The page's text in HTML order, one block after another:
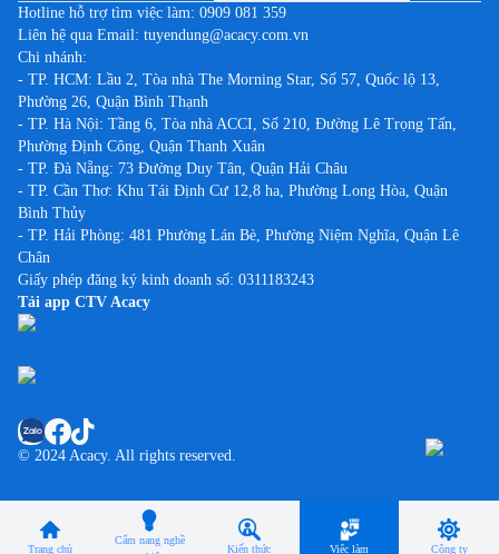
Trang chủ
Cẩm nang nghề
Kiến thức Việc làm Công ty
Hotline hỗ trợ tìm việc làm: 0909 081 359
Liên hệ qua Email: tuyendung@acacy.com.vn
Chi nhánh:
- TP. HCM: Lầu 2, Tòa nhà The Morning Star, Số 57, Quốc lộ 13,
Phường 26, Quận Bình Thạnh
- TP. Hà Nội: Tầng 6, Tòa nhà ACCI, Số 210, Đường Lê Trọng Tấn,
Phường Định Công, Quận Thanh Xuân
- TP. Đà Nẵng: 73 Đường Duy Tân, Quận Hải Châu
- TP. Cần Thơ: Khu Tái Định Cư 12,8 ha, Phường Long Hòa, Quận
Bình Thủy
- TP. Hải Phòng: 481 Phường Lán Bè, Phường Niệm Nghĩa, Quận Lê
Chân
Giấy phép đăng ký kinh doanh số: 0311183243
Tải app CTV Acacy
© 2024 Acacy. All rights reserved.